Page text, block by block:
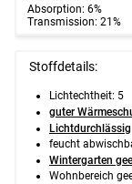
Absorption: 6%
Transmission: 21%
Stoffdetails:
Lichtechtheit: 5
guter
Lichtdurchlässig
feucht
Wintergarten
Wohnbereich